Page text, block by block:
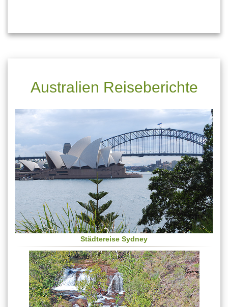
Australien Reiseberichte
Städtereise Sydney